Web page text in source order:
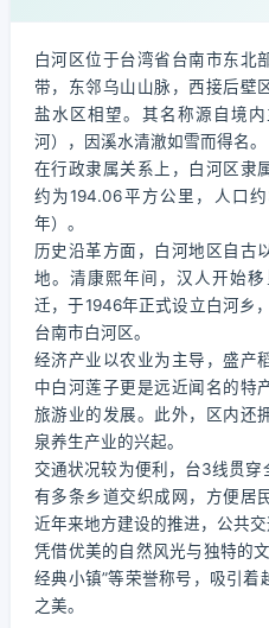
白河区位于台湾省台南市东北
带，东邻乌山山脉，西接后壁
盐水区相望。其名称源自境
河），因溪水清澈如雪而得名。
在行政隶属关系上，白河区隶
约为194.06平方公里，人口
年）。
历史沿革方面，白河地区自古
地。清康熙年间，汉人开始
迁，于1946年正式设立白河乡
台南市白河区。
经济产业以农业为主导，盛产
中白河莲子更是远近闻名的特
旅游业的发展。此外，区内还
泉养生产业的兴起。
交通状况较为便利，台3线贯
有多条乡道交织成网，方便居
近年来地方建设的推进，公共交
凭借优美的自然风光与独特的
经典小镇”等荣誉称号，吸引
之美。